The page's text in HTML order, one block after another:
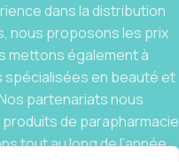
dans la distribution
nous proposons les prix
mettons également à
en beauté et
partenariats nous
de parapharmacie
tout au long de l’année